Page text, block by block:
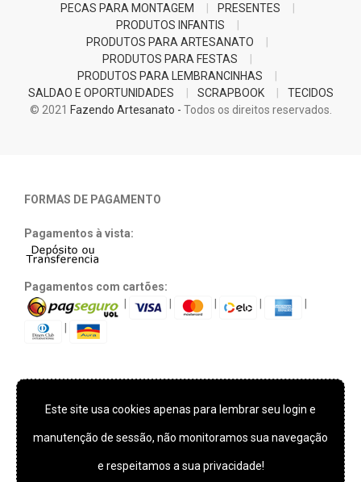
PECAS PARA MONTAGEM
PRESENTES
PRODUTOS INFANTIS
PRODUTOS PARA ARTESANATO
PRODUTOS PARA FESTAS
PRODUTOS PARA LEMBRANCINHAS
SALDAO E OPORTUNIDADES
SCRAPBOOK
TECIDOS
© 2021 Fazendo Artesanato - Todos os direitos reservados.
FORMAS DE PAGAMENTO
Pagamentos à vista:
Pagamentos com cartões:
TECNOLOGIA E SEGURANÇA
Este site usa cookies apenas para lembrar seu login e
manutenção de sessão, não monitoramos sua navegação
e respeitamos a sua privacidade!